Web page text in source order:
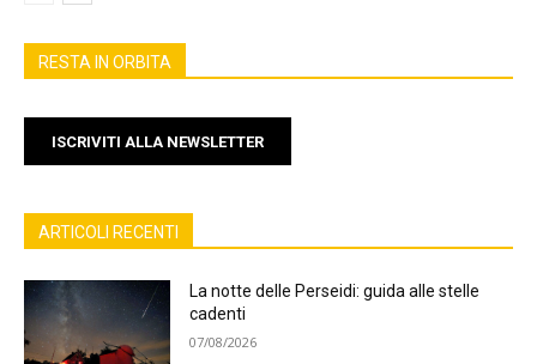
RESTA IN ORBITA
ISCRIVITI ALLA NEWSLETTER
ARTICOLI RECENTI
La notte delle Perseidi: guida alle stelle
cadenti
07/08/2026